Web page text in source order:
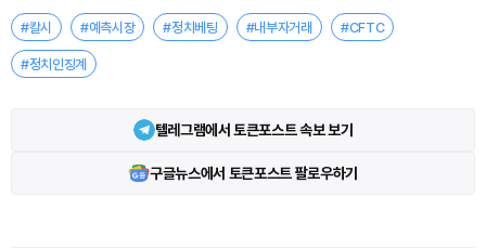
#칼시 #예측시장 #정치베팅 #내부자거래 #CFTC
#정치인징계
텔레그램에서 토큰포스트 속보 보기
구글뉴스에서 토큰포스트 팔로우하기